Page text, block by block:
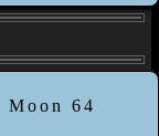
Moon 64